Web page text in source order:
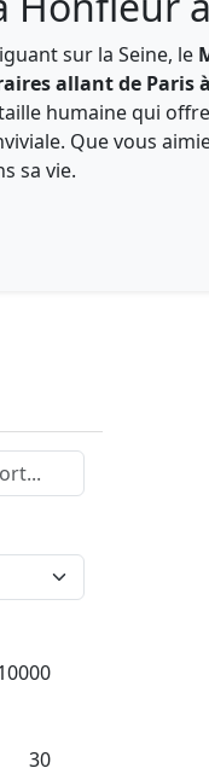
sur la Seine, le
allant de Paris
humaine qui
Que vous
sa vie.
30